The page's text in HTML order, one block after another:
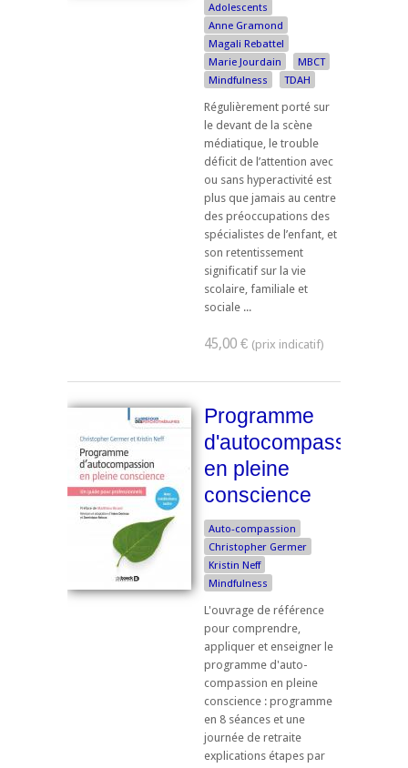
Adolescents
Anne Gramond
Magali Rebattel
Marie Jourdain
MBCT
Mindfulness
TDAH
Régulièrement porté sur
le devant de la scène
médiatique, le trouble
déficit de l’attention avec
ou sans hyperactivité est
plus que jamais au centre
des préoccupations des
spécialistes de l’enfant, et
son retentissement
significatif sur la vie
scolaire, familiale et
sociale ...
45,00 €
Programme
d'autocompassion
en pleine
conscience
Auto-compassion
Christopher Germer
Kristin Neff
Mindfulness
L'ouvrage de référence
pour comprendre,
appliquer et enseigner le
programme d'auto-
compassion en pleine
conscience : programme
en 8 séances et une
journée de retraite
explications étapes par